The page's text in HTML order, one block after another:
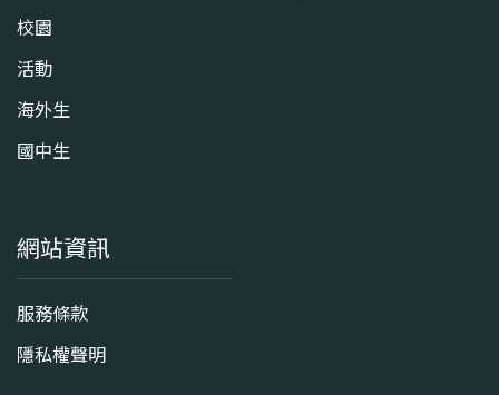
校園
活動
海外生
國中生
網站資訊
服務條款
隱私權聲明